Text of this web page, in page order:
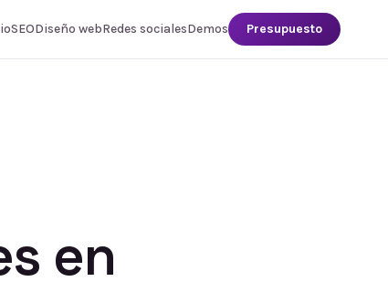
SEODiseño webRedes socialesDemos Presupuesto
en